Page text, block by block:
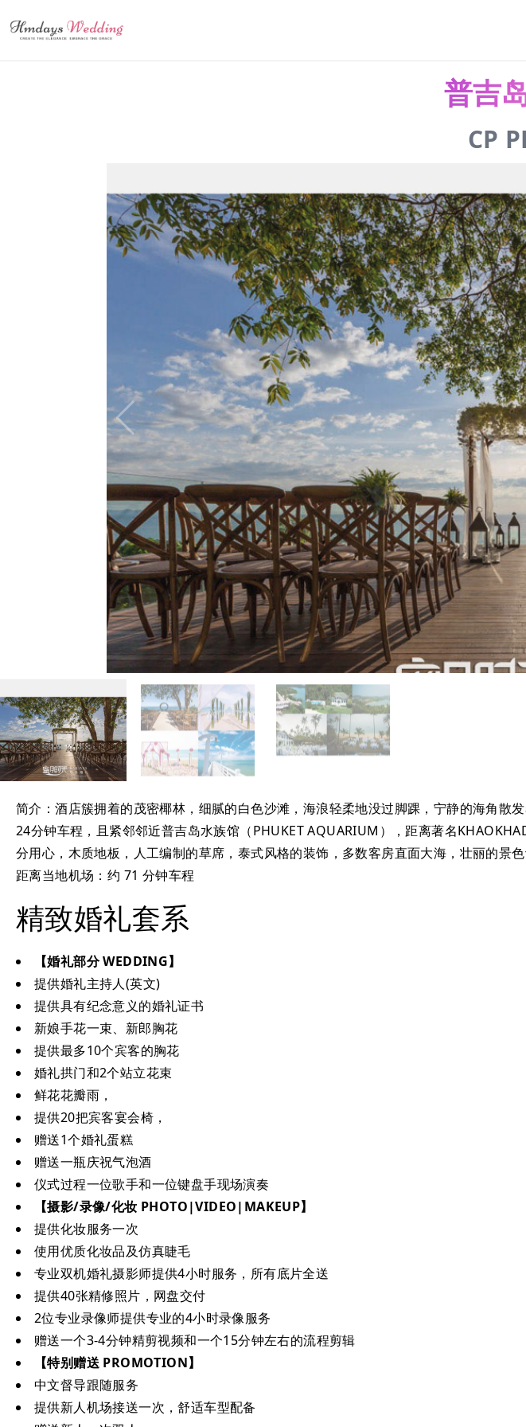
普吉
CP
简介：酒店簇拥着的茂密椰林，细腻的白色沙滩，海浪轻柔地没过脚踝，宁静的海角
24分钟车程，且紧邻邻近普吉岛水族馆（PHUKET AQUARIUM），距离著名
分用心，木质地板，人工编制的草席，泰式风格的装饰，多数客房直面大海，壮丽的景色
距离当地机场：约 71 分钟车程
精致婚礼套系
【婚礼部分 WEDDING】
提供婚礼主持人(英文)
提供具有纪念意义的婚礼证书
新娘手花一束、新郎胸花
提供最多10个宾客的胸花
婚礼拱门和2个站立花束
鲜花花瓣雨，
提供20把宾客宴会椅，
赠送1个婚礼蛋糕
赠送一瓶庆祝气泡酒
仪式过程一位歌手和一位键盘手现场演奏
【摄影/录像/化妆 PHOTO|VIDEO|MAKEUP】
提供化妆服务一次
使用优质化妆品及仿真睫毛
专业双机婚礼摄影师提供4小时服务，所有底片全送
提供40张精修照片，网盘交付
2位专业录像师提供专业的4小时录像服务
赠送一个3-4分钟精剪视频和一个15分钟左右的流程剪辑
【特别赠送 PROMOTION】
中文督导跟随服务
提供新人机场接送一次，舒适车型配备